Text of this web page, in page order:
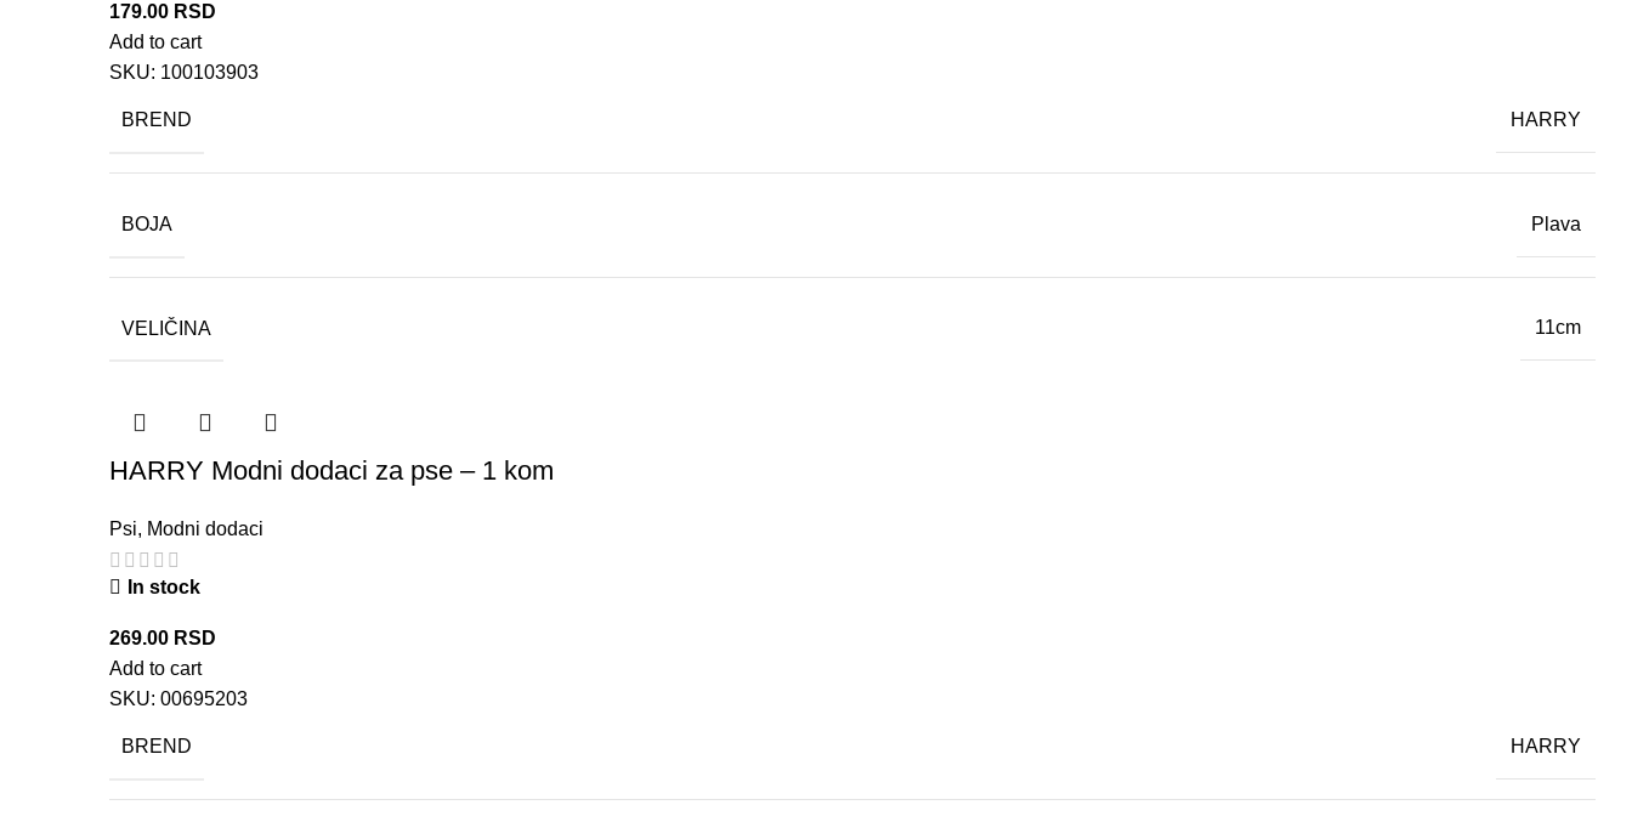
179.00 RSD
Add to cart
SKU: 100103903
BREND HARRY
BOJA Plava
VELIČINA 11cm
HARRY Modni dodaci za pse – 1 kom
Psi, Modni dodaci
In stock
269.00 RSD
Add to cart
SKU: 00695203
BREND HARRY